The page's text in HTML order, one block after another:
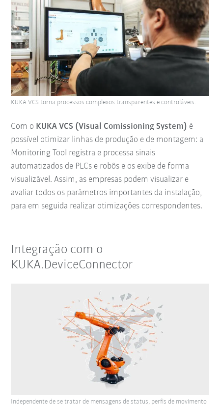
Com o KUKA VCS (Visual Comissioning System) é
possível otimizar linhas de produção e de montagem: a
Monitoring Tool registra e processa sinais
automatizados de PLCs e robôs e os exibe de forma
visualizável. Assim, as empresas podem visualizar e
avaliar todos os parâmetros importantes da instalação,
para em seguida realizar otimizações correspondentes.
KUKA VCS torna processos complexos transparentes e controláveis.
Integração com o
KUKA.DeviceConnector
Independente de se tratar de mensagens de status, perfis de movimento